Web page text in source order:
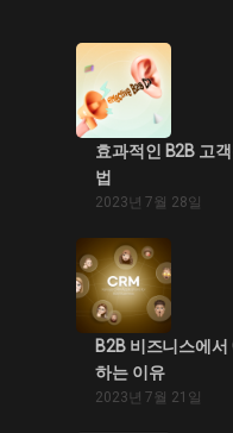
효과적인 B2B 고
법
2023년 7월 28일
B2B 비즈니스에
하는 이유
2023년 7월 21일